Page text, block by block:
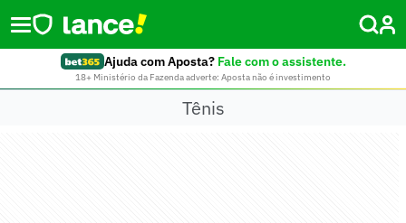
Ajuda com Aposta? Fale com o assistente.
18+ Ministério da Fazenda adverte: Aposta não é investimento
Tênis